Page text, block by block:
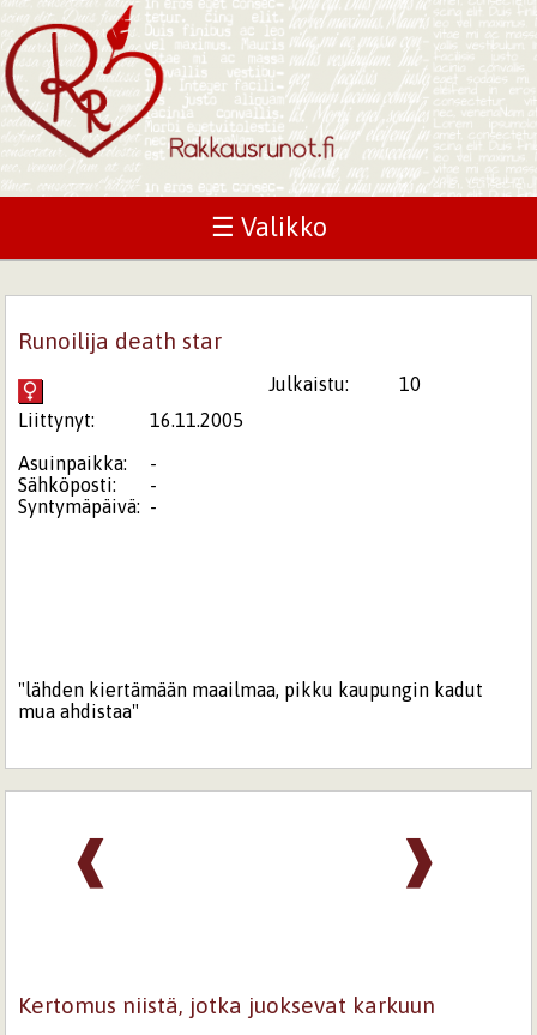
☰ Valikko
Runoilija death star
Julkaistu:
10
Liittynyt:
16.11.2005
Asuinpaikka:
-
Sähköposti:
-
Syntymäpäivä: -
"lähden kiertämään maailmaa, pikku kaupungin kadut
mua ahdistaa"
❱
❰
Kertomus niistä, jotka juoksevat karkuun